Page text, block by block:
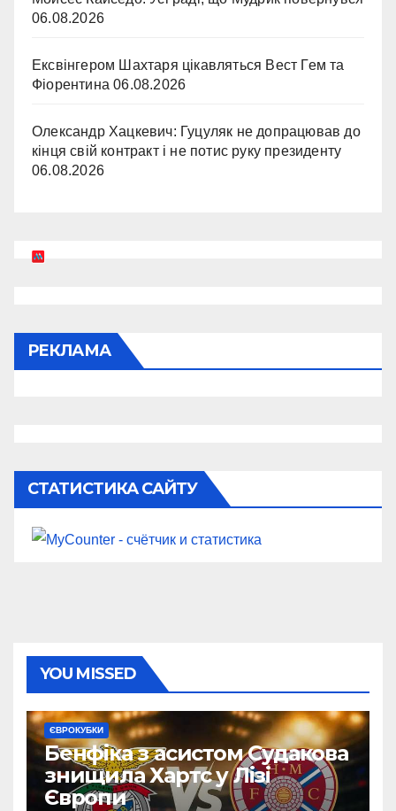
06.08.2026
Ексвінгером Шахтаря цікавляться Вест Гем та
Фіорентина 06.08.2026
Олександр Хацкевич: Гуцуляк не допрацював до
кінця свій контракт і не потис руку президенту
06.08.2026
РЕКЛАМА
СТАТИСТИКА САЙТУ
YOU MISSED
ЄВРОКУБКИ
Бенфіка з асистом Судакова
знищила Хартс у Лізі
Європи